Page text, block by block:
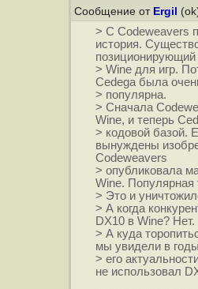
Сообщение от Ergil
> С Codeweavers
история.
позиционирующий
> Wine для игр.
Cedega была
> популярна.
> Сначала
Wine, и теперь
> кодовой базой.
вынуждены
Codeweavers
> опубликовала
Wine. Популярная
> Это и
> А когда
DX10 в Wine? Нет.
> А куда
мы увидели в годы
> его
не использовал